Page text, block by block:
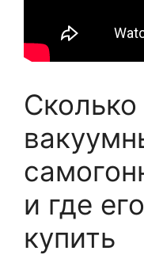
Сколько
и где
купить